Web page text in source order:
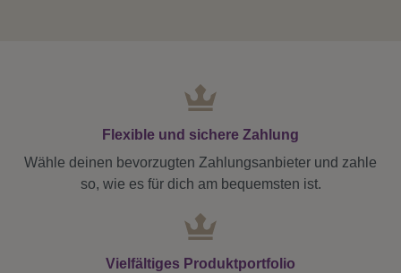
Flexible und sichere Zahlung
Wähle deinen bevorzugten Zahlungsanbieter und zahle
so, wie es für dich am bequemsten ist.
Vielfältiges Produktportfolio